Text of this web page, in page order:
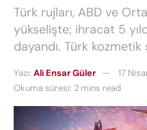
Türk rujları, ABD ve
yükselişte; ihracat 5
dayandı. Türk
Yazı: Ali Ensar Güler
17
Okuma süresi: 2 mins read